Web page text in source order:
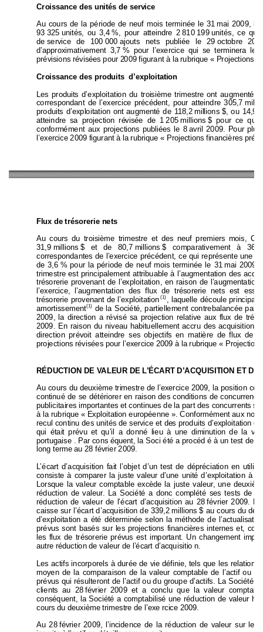
Croissance des unités de service
Au cours de la période de neuf mois terminée l e 31 mai 2009, le
93 325 unités, ou 3,4 %, pour atteindre 2 810 199 unités, ce qui
de service de 100 000 ajouts nets publiée le 29 octobre 200
d’approximativement 3,7 % pour l’exercice qui se terminera le
prévisions révisées pour 2009 figurant à la rubrique « Projections
Croissance des produits  d’exploitation
Les produits d’exploitation du troisième trimestre ont augmenté
correspondant de l’exercice précédent, pour atteindre 305,7 milli
produits d’exploitation ont augmenté de 118,2 millions $, ou 14,9
atteindre sa projection révisée de 1 205 millions $ pour ce qui
conformément aux projections publiées le 8 avril 2009. Pour
l’exercice 2009 figurant à la rubrique « Projections financières
Flux de trésorerie nets
Au cours du troisième trimestre et des neuf premiers mois,
31,9 millions $
et de 80,7 millions $ comparativement à
correspondantes de l’exercice précédent, ce qui représente une
de 3,6 % pour la période de neuf mois terminée le 31 mai 2009.
trimestre est principalement attribuable à l’augmentation des
trésorerie provenant de l’exploitation, en raison de l’augmentation
l’exercice, l’augmentation des flux de trésorerie nets est
trésorerie provenant de l’exploitation (1) , laquelle découle prin
amortissement(1) de la Société, partiellement contrebalancée par
2009, la direction a révisé sa projection relative aux flux de
2009. En raison du niveau habituellement accru des acquisitions
direction prévoit atteindre ses objectifs en matière de flux de
projections révisées pour l’exercice 2009 à la rubrique «
RÉDUCTION DE VALEUR DE L’ÉCART D’ACQUISITION ET DE
Au cours du deuxième trimestre de l’exercice 2009, la position
continué de se détériorer en raison des conditions de concurrence
publicitaires importantes et continues de la part des concurrents
à la rubrique « Exploitation européenne ». Conformément aux
recul continu des unités de service et des produits d’exploitation
qui était prévu et qu’il a donné lieu à une diminution de la va
portugaise . Par cons équent, la Soci été a procéd é à un test de
long terme au 28 février 2009.
L’écart d’acquisition fait l’objet d’un test de dépréciation en
consiste à comparer la juste valeur d’une unité d’exploitation à
Lorsque la valeur comptable excède la juste valeur, une deux
réduction de valeur. La Société a donc complété ses tests de
réduction de valeur de l’écart d’acquisition au 28 février 2009.
caisse sur l’écart d’acquisition de 339,2 millions $ au cours du de
d’exploitation a été déterminée selon la méthode de l’actualisat
prévus sont basés sur les projections financières internes et, con
les flux de trésorerie prévus est important. Un changement
autre réduction de valeur de l’écart d’acquisitio n.
Les actifs incorporels à durée de vie définie, tels que les relations
moyen de la comparaison de la valeur comptable de l’actif ou du
prévus qui résulteront de l’actif ou du groupe d’actifs. La Société a
clients au 28 février 2009 et a conclu que la valeur compt
conséquent, la Société a comptabilisé une réduction de valeur
cours du deuxième trimestre de l’exe rcice 2009.
Au 28 février 2009, l’incidence de la réduction de valeur sur le